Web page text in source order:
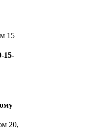
15
15-
20,